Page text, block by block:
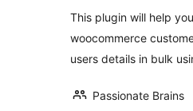
This plugin will help
woocommerce
users details in bulk
Passionate Brains